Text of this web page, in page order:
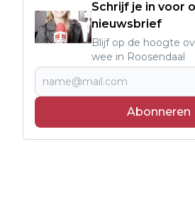
Schrijf je in voor
nieuwsbrief
Blijf op de hoogte
wee in Roosendaal
Abonneren